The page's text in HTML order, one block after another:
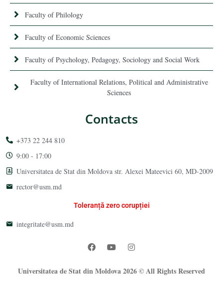
Faculty of Philology
Faculty of Economic Sciences
Faculty of Psychology, Pedagogy, Sociology and Social Work
Faculty of International Relations, Political and Administrative
Sciences
Contacts
+373 22 244 810
9:00 - 17:00
Universitatea de Stat din Moldova str. Alexei Mateevici 60, MD-2009
rector@usm.md
Toleranță zero corupției
integritate@usm.md
Universitatea de Stat din Moldova 2026 © All Rights Reserved